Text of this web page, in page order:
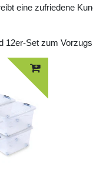
eine zufriedene
12er-Set zum